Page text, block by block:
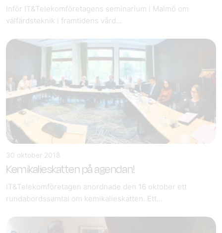
Inför IT&Telekomföretagens seminarium i Malmö om
välfärdsteknik i framtidens vård...
30 oktober 2018
Kemikalieskatten på agendan!
IT&Telekomföretagen anordnade den 16 oktober ett
rundabordssamtal om kemikalieskatten. Ett...